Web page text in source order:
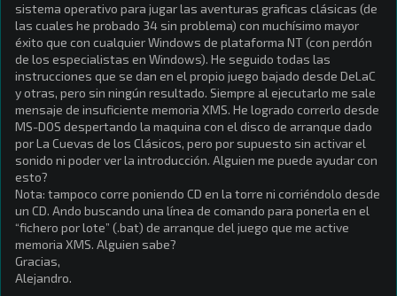
sistema operativo para jugar las aventuras graficas clásicas (de
las cuales he probado 34 sin problema) con muchísimo mayor
éxito que con cualquier Windows de plataforma NT (con perdón
de los especialistas en Windows). He seguido todas las
instrucciones que se dan en el propio juego bajado desde DeLaC
y otras, pero sin ningún resultado. Siempre al ejecutarlo me sale
mensaje de insuficiente memoria XMS. He logrado correrlo desde
MS-DOS despertando la maquina con el disco de arranque dado
por La Cuevas de los Clásicos, pero por supuesto sin activar el
sonido ni poder ver la introducción. Alguien me puede ayudar con
esto?
Nota: tampoco corre poniendo CD en la torre ni corriéndolo desde
un CD. Ando buscando una línea de comando para ponerla en el
“fichero por lote” (.bat) de arranque del juego que me active
memoria XMS. Alguien sabe?
Gracias,
Alejandro.